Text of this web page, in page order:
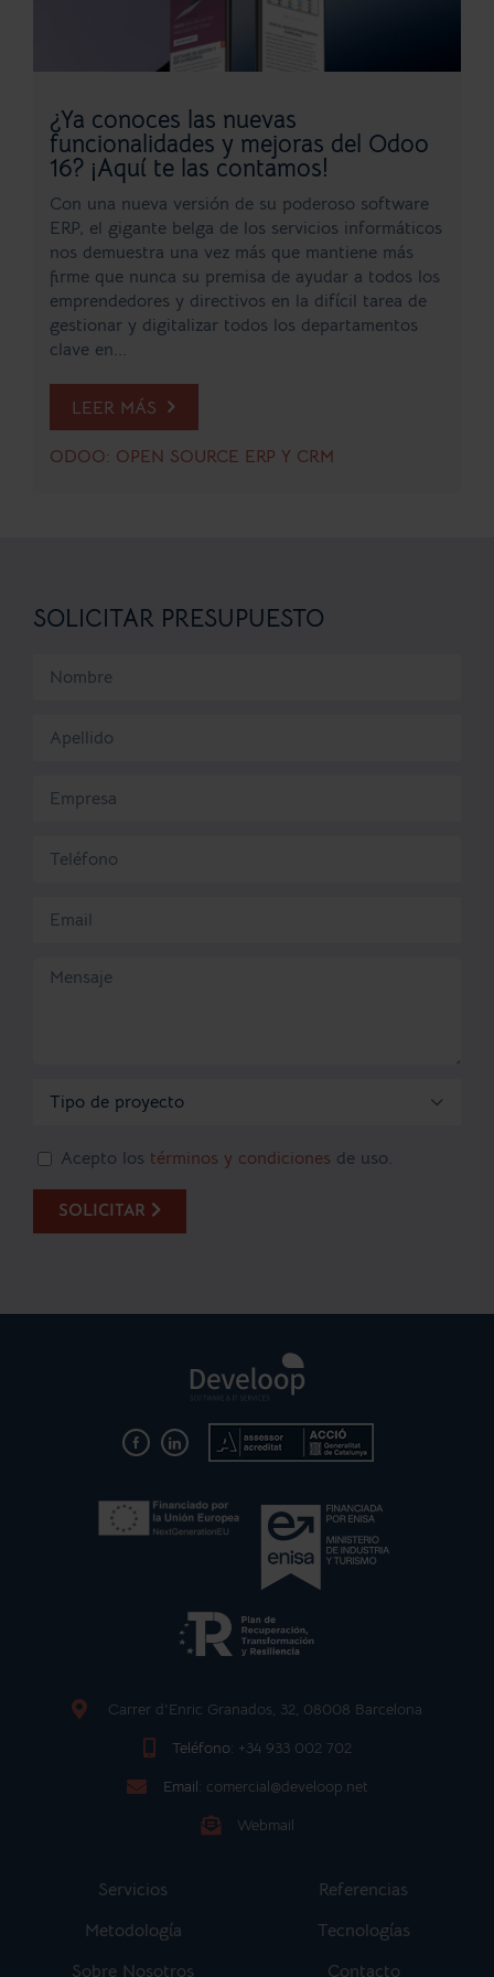
¿Ya conoces las nuevas
funcionalidades y mejoras del Odoo
16? ¡Aquí te las contamos!
Con una nueva versión de su poderoso software
ERP, el gigante belga de los servicios informáticos
nos demuestra una vez más que mantiene más
firme que nunca su premisa de ayudar a todos los
emprendedores y directivos en la difícil tarea de
gestionar y digitalizar todos los departamentos
clave en...
LEER MÁS
ODOO: OPEN SOURCE ERP Y CRM
SOLICITAR PRESUPUESTO

Acepto los términos y condiciones de uso.
SOLICITAR
Carrer d'Enric Granados, 32, 08008 Barcelona
Teléfono: +34 933 002 702
Email: comercial@develoop.net
Webmail
Servicios
Referencias
Metodología
Tecnologías
Sobre Nosotros
Contacto